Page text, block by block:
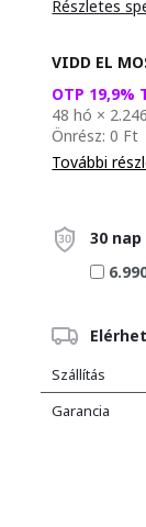
Részletes
VIDD EL
OTP 19,9%
48 hó ×
Önrész: 0 Ft
További
30
Szállítás
Garancia